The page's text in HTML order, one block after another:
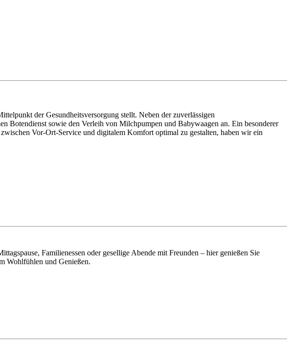
der Gesundheitsversorgung stellt. Neben der zuverlässigen
Botendienst sowie den Verleih von Milchpumpen und Babywaagen an. Ein besonderer
Vor-Ort-Service und digitalem Komfort optimal zu gestalten, haben wir ein
Familienessen oder gesellige Abende mit Freunden – hier genießen Sie
Wohlfühlen und Genießen.